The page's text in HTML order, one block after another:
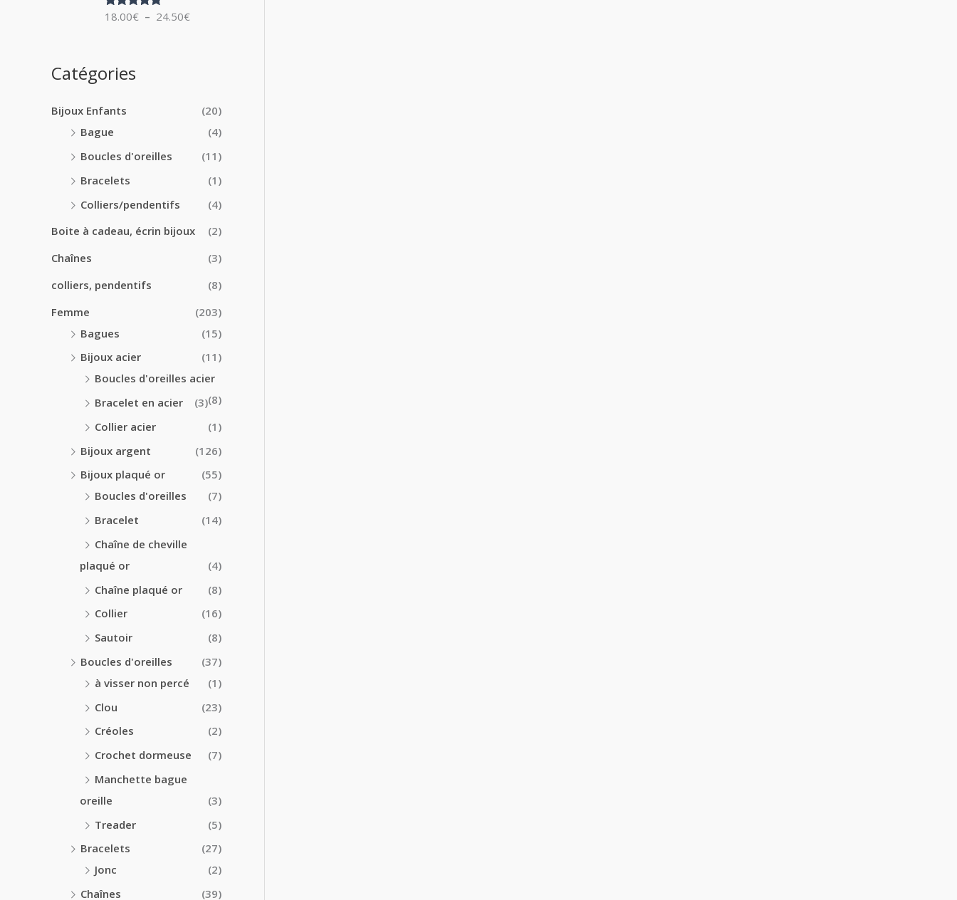
€:
Note5.00
18.00€ – 24.50€
2
Catégories
Bijoux Enfants
(20)
Bague
(4)
Boucles d'oreilles
(11)
Bracelets
(1)
Colliers/pendentifs
(4)
Boite à cadeau, écrin bijoux
(2)
Chaînes
(3)
colliers, pendentifs
(8)
Femme
(203)
Bagues
(15)
Bijoux acier
(11)
Boucles d'oreilles acier
(8)
Bracelet en acier
(3)
Collier acier
(1)
Bijoux argent
(126)
Bijoux plaqué or
(55)
Boucles d'oreilles
(7)
Bracelet
(14)
Chaîne de cheville
plaqué or
(4)
Chaîne plaqué or
(8)
Collier
(16)
Sautoir
(8)
Boucles d'oreilles
(37)
à visser non percé
(1)
Clou
(23)
Créoles
(2)
Crochet dormeuse
(7)
Manchette bague
oreille
(3)
Treader
(5)
Bracelets
(27)
Jonc
(2)
Chaînes
(39)